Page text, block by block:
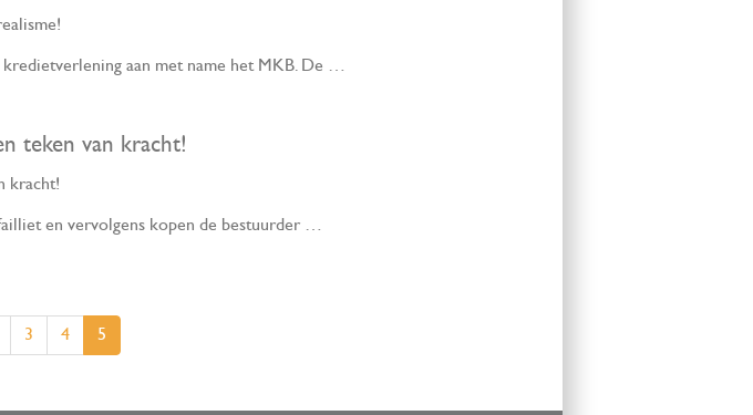
aan met name het MKB. De …
teken van kracht!
kracht!
failliet en vervolgens kopen de bestuurder …
3 4 5